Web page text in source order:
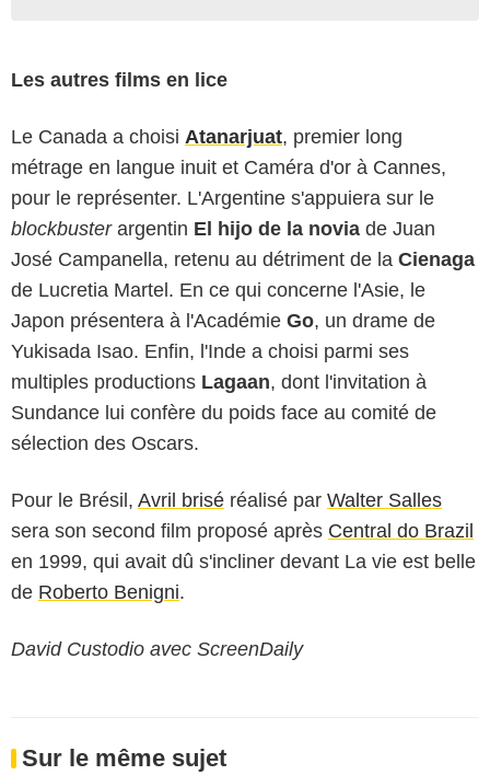
Les autres films en lice
Le Canada a choisi Atanarjuat, premier long
métrage en langue inuit et Caméra d'or à Cannes,
pour le représenter. L'Argentine s'appuiera sur le
blockbusterargentin El hijo de la novia de Juan
José Campanella, retenu au détriment de la Cienaga
de Lucretia Martel. En ce qui concerne l'Asie, le
Japon présentera à l'Académie Go, un drame de
Yukisada Isao. Enfin, l'Inde a choisi parmi ses
multiples productions Lagaan, dont l'invitation à
Sundance lui confère du poids face au comité de
sélection des Oscars.
Pour le Brésil, Avril brisé réalisé par Walter Salles
sera son second film proposé après Central do Brazil
en 1999, qui avait dû s'incliner devant La vie est belle
de Roberto Benigni.
David Custodio avec ScreenDaily
Sur le même sujet